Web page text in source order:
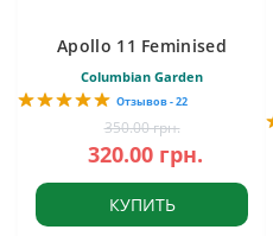
Apollo 11 Feminised
Columbian Garden
Отзывов - 22
350.00 грн.
320.00 грн.
КУПИТЬ